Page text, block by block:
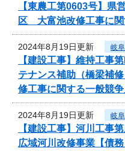
【東農工第0603号】
区 大富池改修工事に
2024年8月19日更新 岐
【建設工事】維持工事
テナンス補助（橋梁補
修工事に関する一般競
2024年8月19日更新 岐
【建設工事】河川工
広域河川改修事業【債